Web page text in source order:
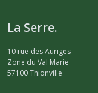
La Serre.
10 rue des Auriges
Zone du Val Marie
57100Thionville